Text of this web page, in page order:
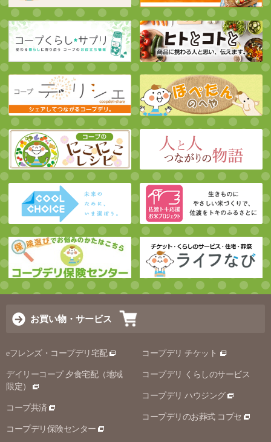
お買い物・サービス
eフレンズ・コープデリ宅配
デイリーコープ 夕食宅配（地域
限定）
コープ共済
コープデリ保険センター
コープデリ チケット
コープデリ くらしのサービス
コープデリ ハウジング
コープデリのお葬式 コプセ